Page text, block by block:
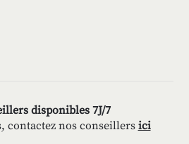
disponibles 7J/7
contactez nos conseillers ici